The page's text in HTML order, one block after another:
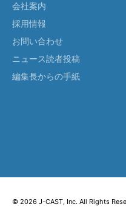
会社案内
採用情報
お問い合わせ
ニュース読者投稿
編集長からの手紙
© 2026 J-CAST, Inc. All Rights